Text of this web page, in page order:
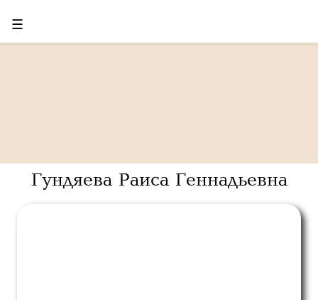
☰
Гундяева Раиса Геннадьевна